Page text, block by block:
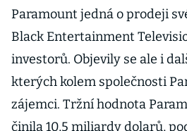
Paramount jedná o prodeji
Black Entertainment
investorů. Objevily se ale i
kterých kolem společnosti
zájemci. Tržní hodnota
činila 10,5 miliardy dolarů,